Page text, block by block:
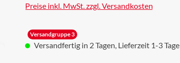
Preise inkl. MwSt. zzgl. Versandkosten
Versandgruppe 3
Versandfertig in 2 Tagen, Lieferzeit 1-3 Tage